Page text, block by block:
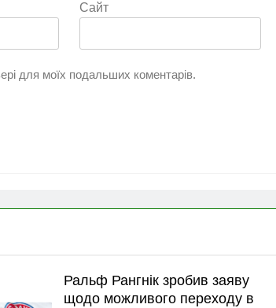
Сайт
для моїх подальших коментарів.
Ральф Рангнік зробив заяву
щодо можливого переходу в